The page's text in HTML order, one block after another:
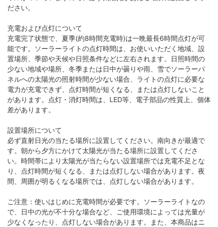
ださい。
充電および点灯について
充電完了状態で、夏季(約8時間充電時)は一晩最長6時間点灯が可
能です。ソーラーライトの点灯時間は、お使いいただく地域、設
置場所、季節や天候や日照条件などに左右されます。日照時間の
少ない地域や場所、冬季または日中が曇りや雨、雪でソーラーパ
ネルへの太陽光の照射時間が少ない場合、ライトの点灯に必要な
電力が充電できず、点灯時間が短くなる、または点灯しないこと
があります。点灯・消灯時間は、LED等、電子部品の性質上、個体
差があります。
設置場所について
必ず直射日光の当たる場所に設置してください。南向きが最適で
す。朝から夕方にかけて太陽光が当たる場所に設置してくださ
い。時間帯により太陽光が当たらない設置場所では充電不足とな
り、点灯時間が短くなる、または点灯しない場合があります。夜
間、周囲が明るくなる場所では、点灯しない場合があります。
ご注意：使いはじめに充電時間が必要です。ソーラーライトなの
で、日中の光が不十分な場合など、ご使用環境によっては光量が
少なくなったり、点灯しない場合があります。また、本商品はニ